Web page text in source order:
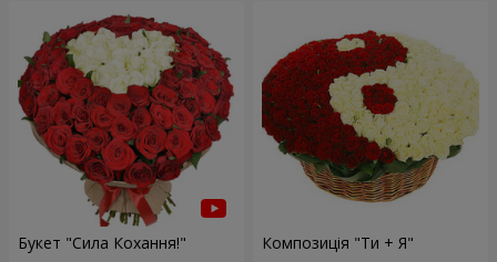
Букет "Сила Кохання!" Композиція "Ти + Я"